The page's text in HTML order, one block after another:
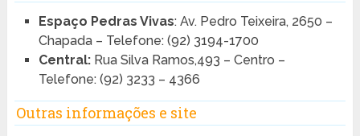
Espaço Pedras Vivas: Av. Pedro Teixeira, 2650 –
Chapada – Telefone: (92) 3194-1700
Central:Rua Silva Ramos,493 – Centro –
Telefone: (92) 3233 – 4366
Outras informações e site